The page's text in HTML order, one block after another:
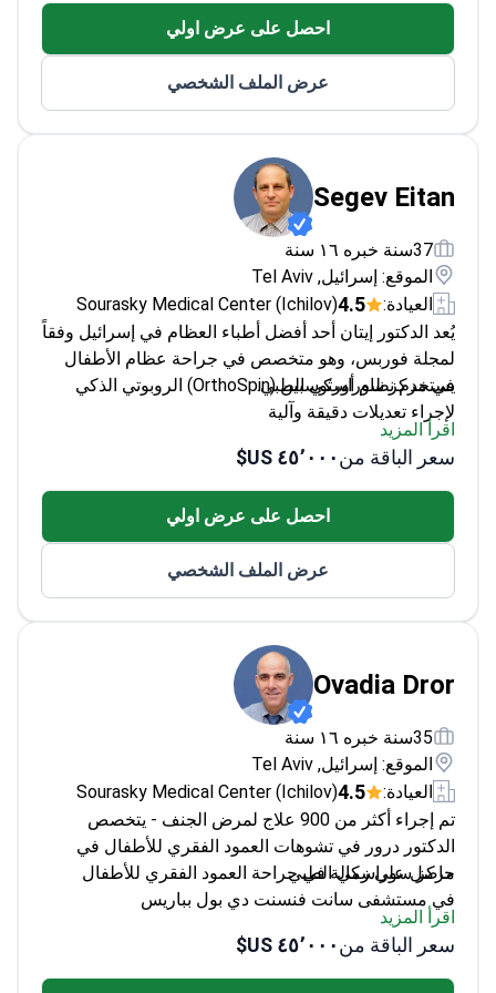
خبير في علاج أمراض العظام النقيلية والتهابات العظام
احصل على عرض اولي
عرض الملف الشخصي
Segev Eitan
37سنة خبره ١٦ سنة
الموقع: إسرائيل, Tel Aviv
العيادة:
4.5
Sourasky Medical Center (Ichilov)
يُعد الدكتور إيتان أحد أفضل أطباء العظام في إسرائيل وفقاً
لمجلة فوربس، وهو متخصص في جراحة عظام الأطفال
في مركز سوراسكي الطبي.
يستخدم نظام أورثوسبين (OrthoSpin) الروبوتي الذكي
لإجراء تعديلات دقيقة وآلية
متقدمة لاستبدال مفصل الورك
ماهر في كل من إجراءات التنظير المفصلي وعمليات
استبدال المفاصل المعقدة
خبير في الأساليب طفيفة التوغل لتعافي أسرع
اقرأ المزيد
سعر الباقة من٤٥٬٠٠٠ US$
احصل على عرض اولي
عرض الملف الشخصي
Ovadia Dror
35سنة خبره ١٦ سنة
الموقع: إسرائيل, Tel Aviv
العيادة:
4.5
Sourasky Medical Center (Ichilov)
تم إجراء أكثر من 900 علاج لمرض الجنف - يتخصص
الدكتور درور في تشوهات العمود الفقري للأطفال في
مركز سوراسكي الطبي.
حاصل على زمالة في جراحة العمود الفقري للأطفال
في مستشفى سانت فنسنت دي بول بباريس
معترف به من قبل مجلة فوربس كواحد من كبار
المتخصصين في جراحة العمود الفقري للأطفال
محاضر في جراحة العظام بجامعة تل أبيب
اقرأ المزيد
سعر الباقة من٤٥٬٠٠٠ US$